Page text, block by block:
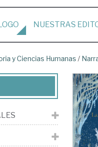
NUESTRAS
y Ciencias Humanas /